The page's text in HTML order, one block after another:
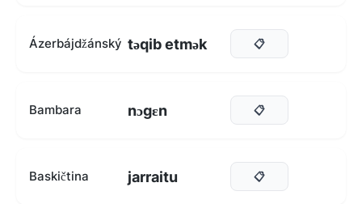
Ázerbájdžánský təqib etmək 📋
Bambara nɔgɛn 📋
Baskičtina jarraitu 📋